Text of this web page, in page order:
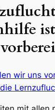
wir uns